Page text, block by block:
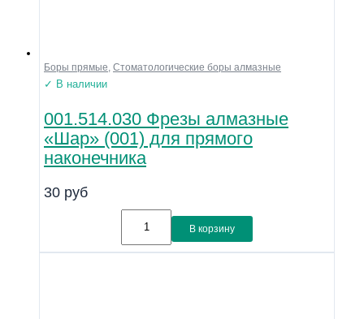
Боры прямые, Стоматологические боры алмазные
✓ В наличии
001.514.030 Фрезы алмазные
«Шар» (001) для прямого
наконечника
30 руб
В корзину